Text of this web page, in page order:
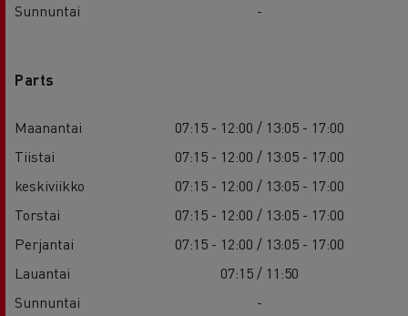
Sunnuntai
-
Parts
Maanantai
07:15 - 12:00 / 13:05 - 17:00
Tiistai
07:15 - 12:00 / 13:05 - 17:00
keskiviikko
07:15 - 12:00 / 13:05 - 17:00
Torstai
07:15 - 12:00 / 13:05 - 17:00
Perjantai
07:15 - 12:00 / 13:05 - 17:00
Lauantai
07:15 / 11:50
Sunnuntai
-